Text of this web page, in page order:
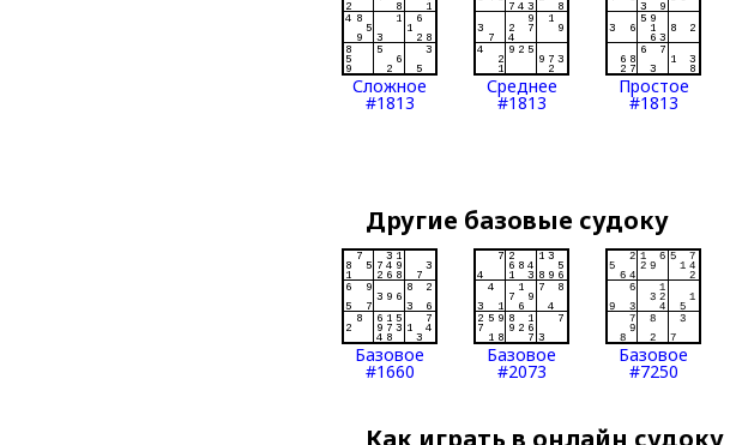
Сложное
#1813
Среднее
#1813
Простое
#1813
Другие базовые судоку
Базовое
#1660
Базовое
#2073
Базовое
#7250
Как играть в онлайн судоку